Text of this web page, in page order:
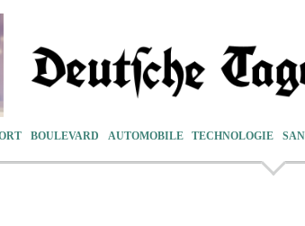
BOULEVARD AUTOMOBILE TECHNOLOGIE